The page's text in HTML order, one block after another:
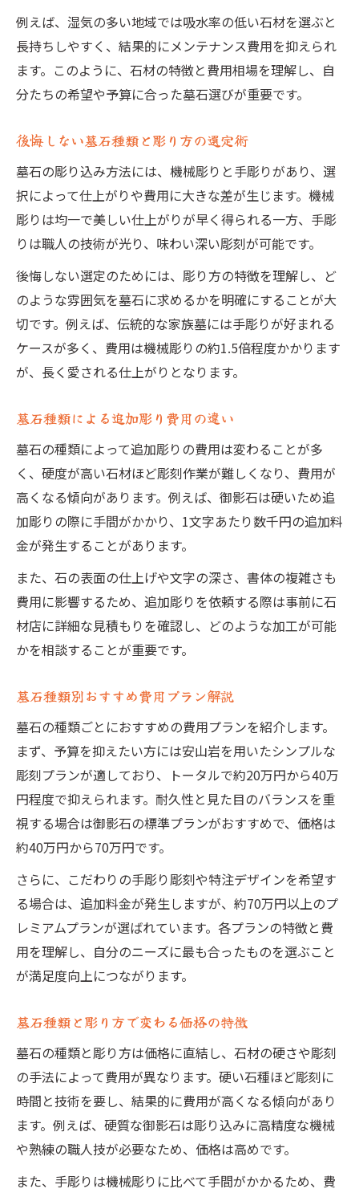
例えば、湿気の多い地域では吸水率の低い石材を選ぶと
長持ちしやすく、結果的にメンテナンス費用を抑えられ
ます。このように、石材の特徴と費用相場を理解し、自
分たちの希望や予算に合った墓石選びが重要です。
後悔しない墓石種類と彫り方の選定術
墓石の彫り込み方法には、機械彫りと手彫りがあり、選
択によって仕上がりや費用に大きな差が生じます。機械
彫りは均一で美しい仕上がりが早く得られる一方、手彫
りは職人の技術が光り、味わい深い彫刻が可能です。
後悔しない選定のためには、彫り方の特徴を理解し、ど
のような雰囲気を墓石に求めるかを明確にすることが大
切です。例えば、伝統的な家族墓には手彫りが好まれる
ケースが多く、費用は機械彫りの約1.5倍程度かかります
が、長く愛される仕上がりとなります。
墓石種類による追加彫り費用の違い
墓石の種類によって追加彫りの費用は変わることが多
く、硬度が高い石材ほど彫刻作業が難しくなり、費用が
高くなる傾向があります。例えば、御影石は硬いため追
加彫りの際に手間がかかり、1文字あたり数千円の追加料
金が発生することがあります。
また、石の表面の仕上げや文字の深さ、書体の複雑さも
費用に影響するため、追加彫りを依頼する際は事前に石
材店に詳細な見積もりを確認し、どのような加工が可能
かを相談することが重要です。
墓石種類別おすすめ費用プラン解説
墓石の種類ごとにおすすめの費用プランを紹介します。
まず、予算を抑えたい方には安山岩を用いたシンプルな
彫刻プランが適しており、トータルで約20万円から40万
円程度で抑えられます。耐久性と見た目のバランスを重
視する場合は御影石の標準プランがおすすめで、価格は
約40万円から70万円です。
さらに、こだわりの手彫り彫刻や特注デザインを希望す
る場合は、追加料金が発生しますが、約70万円以上のプ
レミアムプランが選ばれています。各プランの特徴と費
用を理解し、自分のニーズに最も合ったものを選ぶこと
が満足度向上につながります。
墓石種類と彫り方で変わる価格の特徴
墓石の種類と彫り方は価格に直結し、石材の硬さや彫刻
の手法によって費用が異なります。硬い石種ほど彫刻に
時間と技術を要し、結果的に費用が高くなる傾向があり
ます。例えば、硬質な御影石は彫り込みに高精度な機械
や熟練の職人技が必要なため、価格は高めです。
また、手彫りは機械彫りに比べて手間がかかるため、費